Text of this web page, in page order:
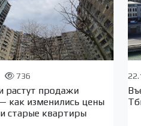
736
растут продажи
как изменились цены
старые квартиры